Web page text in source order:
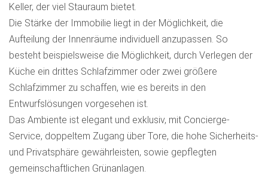
Keller, der viel Stauraum bietet.
Die Stärke der Immobilie liegt in der Möglichkeit, die
Aufteilung der Innenräume individuell anzupassen. So
besteht beispielsweise die Möglichkeit, durch Verlegen der
Küche ein drittes Schlafzimmer oder zwei größere
Schlafzimmer zu schaffen, wie es bereits in den
Entwurfslösungen vorgesehen ist.
Das Ambiente ist elegant und exklusiv, mit Concierge-
Service, doppeltem Zugang über Tore, die hohe Sicherheits-
und Privatsphäre gewährleisten, sowie gepflegten
gemeinschaftlichen Grünanlagen.